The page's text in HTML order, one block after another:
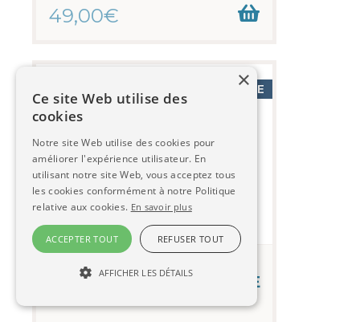
49,00€
Lampe suspension enfant
MONTGOLFIERE VERT POMME
PAS DE STOCK DISPONIBLE
×
Ce site Web utilise des
cookies
Notre site Web utilise des cookies pour
améliorer l'expérience utilisateur. En
utilisant notre site Web, vous acceptez tous
les cookies conformément à notre Politique
relative aux cookies. En savoir plus
ACCEPTER TOUT REFUSER TOUT
AFFICHER LES DÉTAILS